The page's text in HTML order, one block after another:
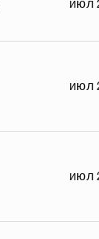
июл
июл
июл